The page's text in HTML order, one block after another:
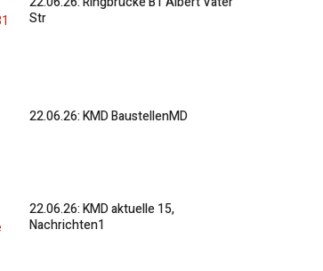
Str
22.06.26: KMD BaustellenMD
22.06.26: KMD aktuelle 15,
Nachrichten1